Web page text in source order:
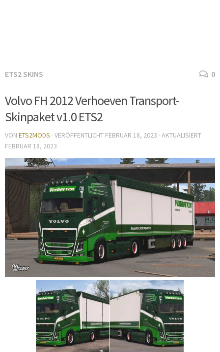
ETS2 SKINS 0
Volvo FH 2012 Verhoeven Transport-
Skinpaket v1.0 ETS2
VON ETS2MODS · VERÖFFENTLICHT FEBRUAR 18, 2023 · AKTUALISIERT
FEBRUAR 18, 2023